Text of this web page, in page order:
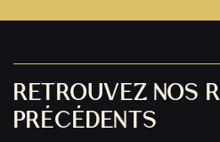
RETROUVEZ NOS
PRÉCÉDENTS